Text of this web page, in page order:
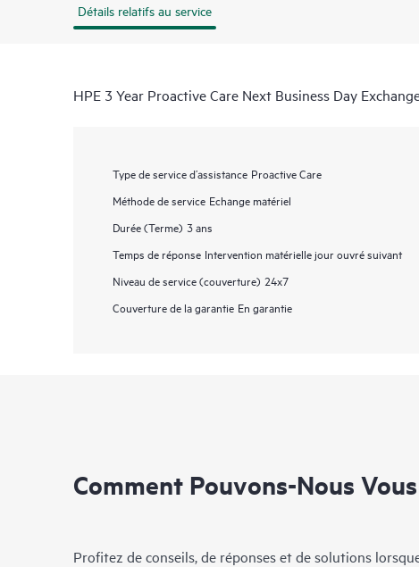
Détails relatifs au service
HPE 3 Year Proactive Care Next Business Day
Type de service d’assistance Proactive Care
Méthode de service Echange matériel
Durée (Terme) 3 ans
Temps de réponse Intervention matérielle jour ouvré suivant
Niveau de service (couverture) 24x7
Couverture de la garantie En garantie
Comment Pouvons-Nous
Profitez de conseils, de réponses et de solutions